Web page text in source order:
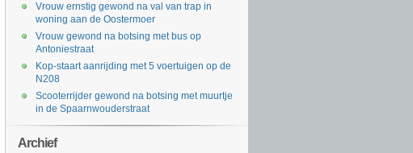
Vrouw ernstig gewond na val van trap in
woning aan de Oostermoer
Vrouw gewond na botsing met bus op
Antoniestraat
Kop-staart aanrijding met 5 voertuigen op de
N208
Scooterrijder gewond na botsing met muurtje
in de Spaarnwouderstraat
Archief